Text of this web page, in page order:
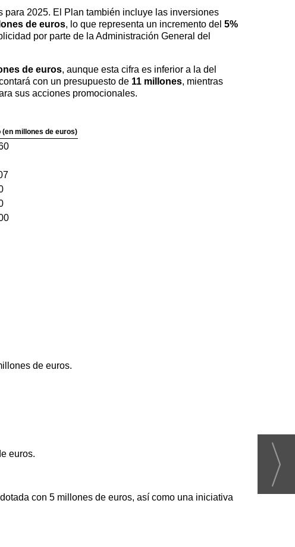
2025. El Plan también incluye las inversiones
de euros, lo que representa un incremento del 5%
por parte de la Administración General del
de euros, aunque esta cifra es inferior a la del
con un presupuesto de 11 millones, mientras
sus acciones promocionales.
(en millones de euros)
de euros.
euros.
con 5 millones de euros, así como una iniciativa